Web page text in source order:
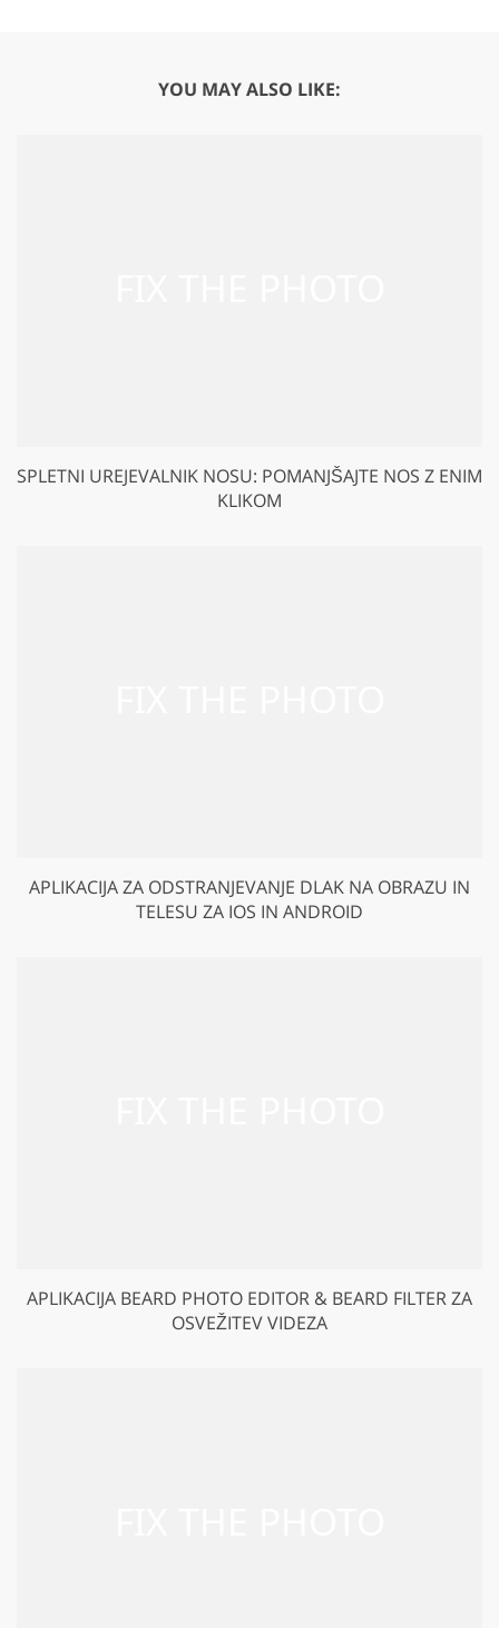
YOU MAY ALSO LIKE:
SPLETNI UREJEVALNIK NOSU: POMANJŠAJTE NOS Z ENIM
KLIKOM
APLIKACIJA ZA ODSTRANJEVANJE DLAK NA OBRAZU IN
TELESU ZA IOS IN ANDROID
APLIKACIJA BEARD PHOTO EDITOR & BEARD FILTER ZA
OSVEŽITEV VIDEZA